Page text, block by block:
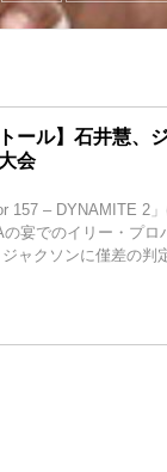
トール】石井慧、
会
157 – DYNAMITE 2
の宴でのイリー・プ
ャクソンに僅差の判